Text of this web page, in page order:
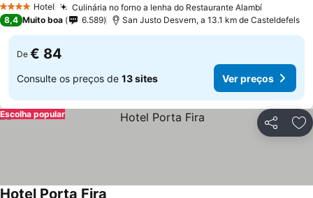
4 EstrelasHotel Culinária no forno a lenha do Restaurante AlambíVer
8,4 Muito boa 6.589 San Justo Desvern, a 13.1 km de Casteldefels
De € 84
Consulte os preços de 13 sites Ver preços
Partilhar
Escolha popular
Hotel Porta Fira